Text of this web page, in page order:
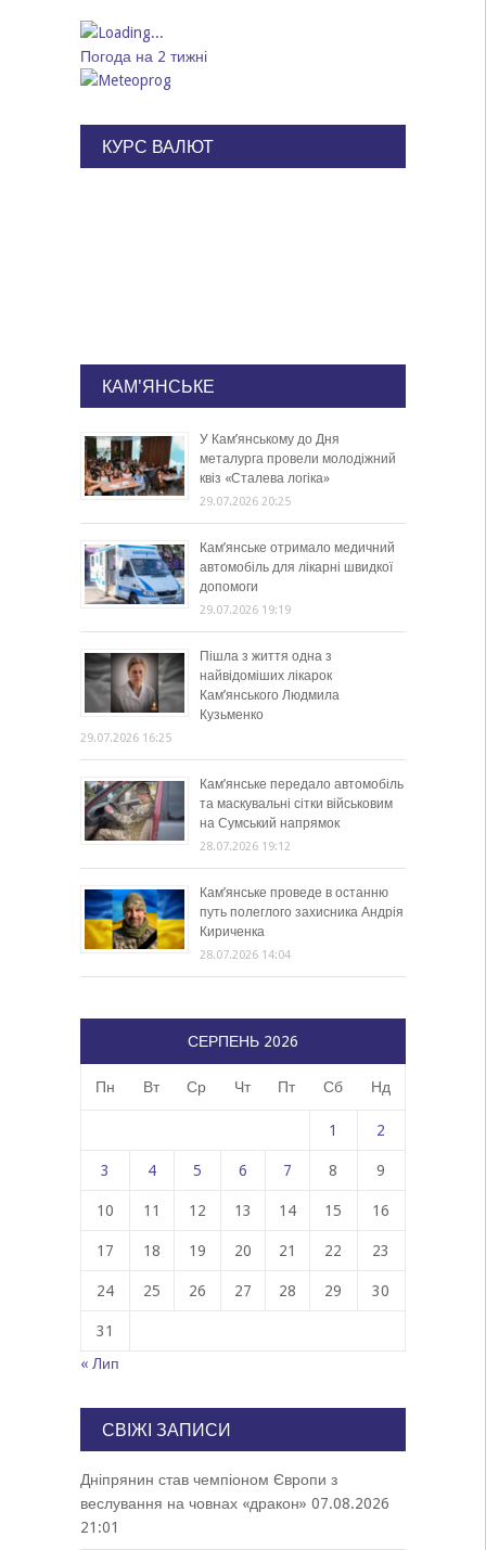
Погода на 2 тижні
КУРС ВАЛЮТ
КАМ'ЯНСЬКЕ
У Кам’янському до Дня
металурга провели молодіжний
квіз «Сталева логіка»
29.07.2026 20:25
Кам’янське отримало медичний
автомобіль для лікарні швидкої
допомоги
29.07.2026 19:19
Пішла з життя одна з
найвідоміших лікарок
Кам’янського Людмила
Кузьменко
29.07.2026 16:25
Кам’янське передало автомобіль
та маскувальні сітки військовим
на Сумський напрямок
28.07.2026 19:12
Кам’янське проведе в останню
путь полеглого захисника Андрія
Кириченка
28.07.2026 14:04
СЕРПЕНЬ 2026
Пн Вт Ср Чт Пт Сб Нд
1 2
3 4 5 6 7 8 9
10 11 12 13 14 15 16
17 18 19 20 21 22 23
24 25 26 27 28 29 30
31
« Лип
СВІЖІ ЗАПИСИ
Дніпрянин став чемпіоном Європи з
веслування на човнах «дракон» 07.08.2026
21:01